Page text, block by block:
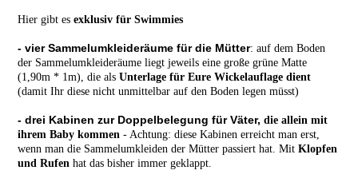
Hier gibt esexklusiv für Swimmies
- vierSammelumkleideräume für die Mütter: auf dem Boden
der Sammelumkleideräume liegt jeweils eine große grüne Matte
(1,90m * 1m), die alsUnterlage für Eure Wickelauflage dient
(damit Ihr diese nicht unmittelbar auf den Boden legen müsst)
- drei Kabinen zur Doppelbelegung für Väter,die allein mit
ihrem Baby kommen- Achtung: diese Kabinen erreicht man erst,
wenn man die Sammelumkleiden der Mütter passiert hat. MitKlopfen
und Rufen hat das bisher immer geklappt.